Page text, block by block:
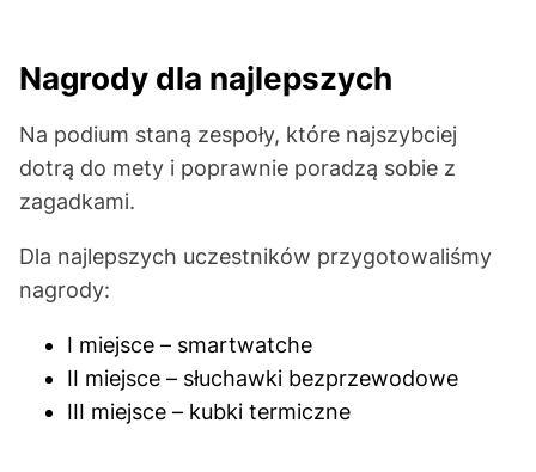
Nagrody dla najlepszych
Na podium staną zespoły, które najszybciej
dotrą do mety i poprawnie poradzą sobie z
zagadkami.
Dla najlepszych uczestników przygotowaliśmy
nagrody:
I miejsce – smartwatche
II miejsce – słuchawki bezprzewodowe
III miejsce – kubki termiczne